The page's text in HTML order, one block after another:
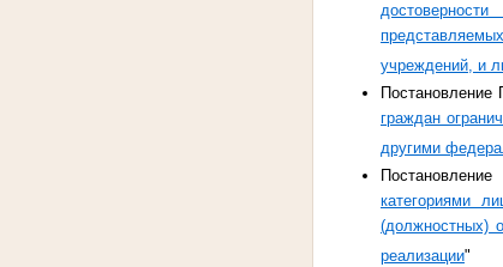
учреждений, и
граждан
другими
категориями
(должностных)
реализации"